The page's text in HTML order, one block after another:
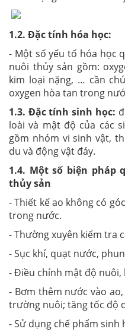
1.2. Đặc tính hóa học:
- Một số yếu tố hóa học
nuôi thủy sản gồm:
kim loại nặng, … cần
oxygen hòa tan trong
1.3. Đặc tính sinh học:
loài và mật độ của các
gồm nhóm vi sinh vật,
du và động vật đáy.
1.4. Một số biện
thủy sản
- Thiết kế ao không có
trong nước.
- Thường xuyên kiểm tra
- Sục khí, quạt nước,
- Điều chỉnh mật độ
- Bơm thêm nước vào
trường nuôi; tăng tốc độ
- Sử dụng chế phẩm sinh